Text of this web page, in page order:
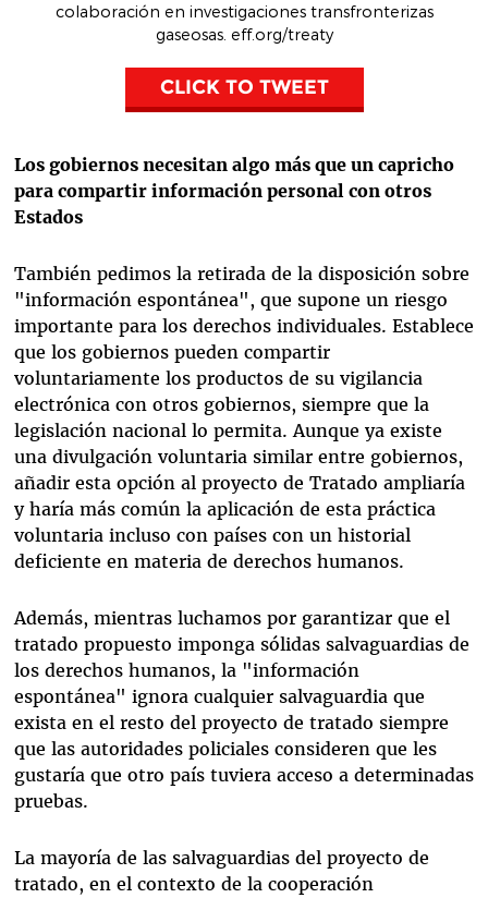
colaboración en investigaciones transfronterizas
gaseosas. eff.org/treaty
CLICK TO TWEET
Los gobiernos necesitan algo más que un capricho
para compartir información personal con otros
Estados
También pedimos la retirada de la disposición sobre
"información espontánea", que supone un riesgo
importante para los derechos individuales. Establece
que los gobiernos pueden compartir
voluntariamente los productos de su vigilancia
electrónica con otros gobiernos, siempre que la
legislación nacional lo permita. Aunque ya existe
una divulgación voluntaria similar entre gobiernos,
añadir esta opción al proyecto de Tratado ampliaría
y haría más común la aplicación de esta práctica
voluntaria incluso con países con un historial
deficiente en materia de derechos humanos.
Además, mientras luchamos por garantizar que el
tratado propuesto imponga sólidas salvaguardias de
los derechos humanos, la "información
espontánea" ignora cualquier salvaguardia que
exista en el resto del proyecto de tratado siempre
que las autoridades policiales consideren que les
gustaría que otro país tuviera acceso a determinadas
pruebas.
La mayoría de las salvaguardias del proyecto de
tratado, en el contexto de la cooperación